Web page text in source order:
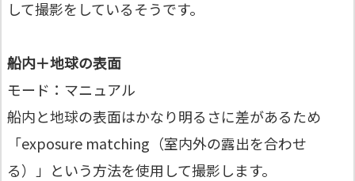
して撮影をしているそうです。
船内＋地球の表面
モード：マニュアル
船内と地球の表面はかなり明るさに差があるため
「exposure matching（室内外の露出を合わせ
る）」という方法を使用して撮影します。